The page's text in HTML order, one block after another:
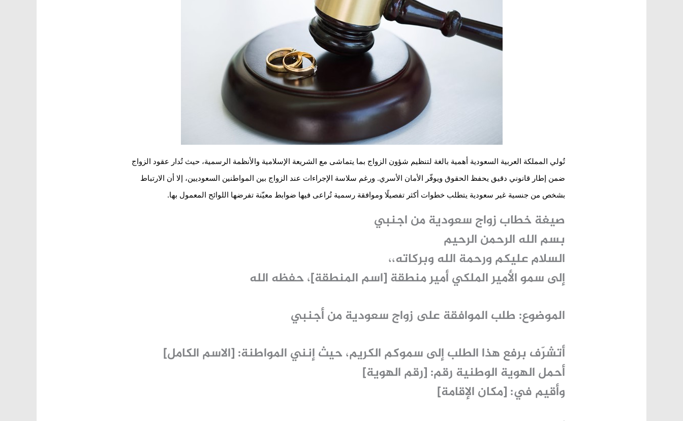
تُولي المملكة العربية السعودية أهمية بالغة لتنظيم شؤون الزواج بما يتماشى مع الشريعة الإسلامية والأنظمة الرسمية، حيث تُدار عقود الزواج
ضمن إطار قانوني دقيق يحفظ الحقوق ويوفّر الأمان الأسري. ورغم سلاسة الإجراءات عند الزواج بين المواطنين السعوديين، إلا أن الارتباط
بشخص من جنسية غير سعودية يتطلب خطوات أكثر تفصيلًا وموافقة رسمية تُراعى فيها ضوابط معيّنة تفرضها اللوائح المعمول بها.
صيغة خطاب زواج سعودية من اجنبي
بسم الله الرحمن الرحيم
السلام عليكم ورحمة الله وبركاته،،
إلى سمو الأمير الملكي أمير منطقة [اسم المنطقة]، حفظه الله
الموضوع: طلب الموافقة على زواج سعودية من أجنبي
أتشرّف برفع هذا الطلب إلى سموكم الكريم، حيث إنني المواطنة: [الاسم الكامل]
أحمل الهوية الوطنية رقم: [رقم الهوية]
وأقيم في: [مكان الإقامة]